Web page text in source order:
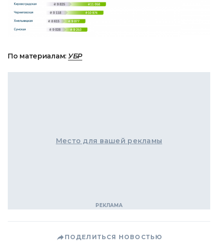
По материалам: УБР
Место для вашей рекламы
ПОДЕЛИТЬСЯ НОВОСТЬЮ